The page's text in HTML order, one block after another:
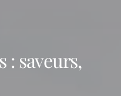
: saveurs,